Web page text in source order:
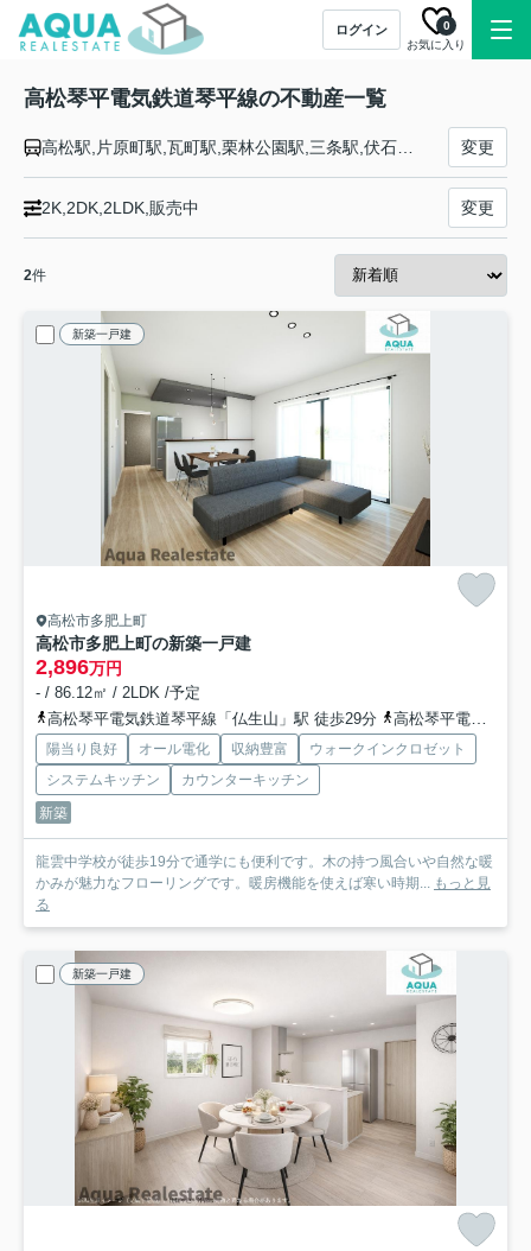
ログイン
お気に入り
0
高松琴平電気鉄道琴平線の不動産一覧
変更
2K,2DK,2LDK,販売中 変更
2件
新築一戸建
高松市多肥上町
高松市多肥上町の新築一戸建
2,896万円
- / 86.12㎡ / 2LDK /予定
高松琴平電気鉄道琴平線「仏生山」駅 徒歩29分
高松琴平電気鉄道琴平線「太田」駅 徒歩30分
陽当り良好 オール電化 収納豊富
ウォークインクロゼット
システムキッチン
カウンターキッチン
新築
龍雲中学校が徒歩19分で通学にも便利です。木の持つ風合いや自然な暖
かみが魅力なフローリングです。暖房機能を使えば寒い時期... もっと見
る
新築一戸建